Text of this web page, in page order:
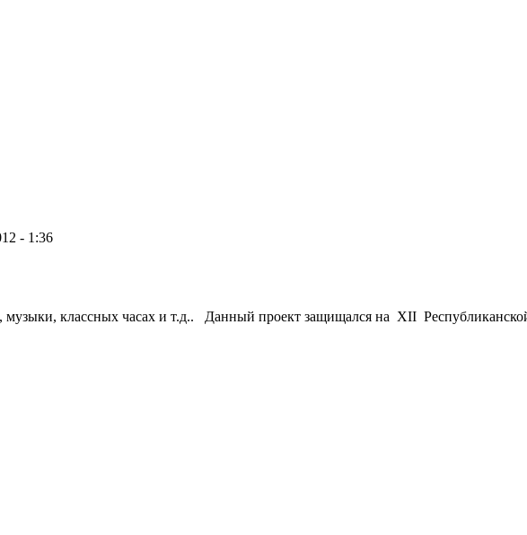
- 1:36
классных часах и т.д.. Данный проект защищался на XII